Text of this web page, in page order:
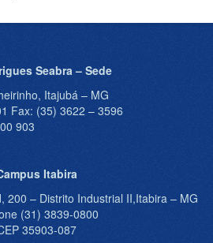
Seabra – Sede
Itajubá – MG
Fax: (35) 3622 – 3596
903
Itabira
200 – Distrito Industrial II,Itabira – MG
(31) 3839-0800
35903-087